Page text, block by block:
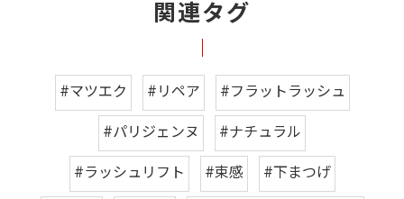
関連タグ
#マツエク #リペア
#フラットラッシュ
#パリジェンヌ
#ナチュラル
#ラッシュリフト
#束感
#下まつげ